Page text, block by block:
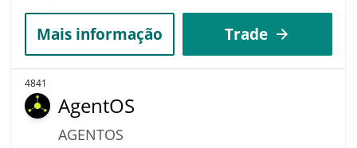
Mais informação Trade
4841
AgentOS
AGENTOS